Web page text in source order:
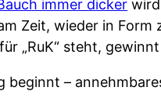
immer dicker
Zeit, wieder in
„RuK“ steht,
beginnt –